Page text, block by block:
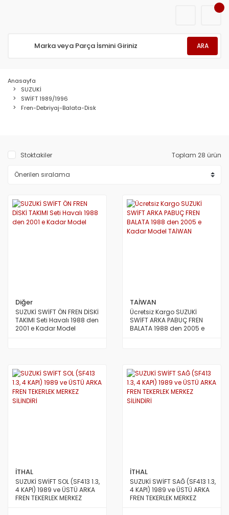
ARA
Anasayfa
SUZUKİ
SWİFT 1989/1996
Fren-Debriyaj-Balata-Disk
Stoktakiler Toplam 28 ürün
Diğer
SUZUKİ SWİFT ÖN FREN DİSKİ
TAKIMI Seti Havalı 1988 den
2001 e Kadar Model
TAİWAN
Ücretsiz Kargo SUZUKİ
SWİFT ARKA PABUÇ FREN
BALATA 1988 den 2005 e
İTHAL
SUZUKİ SWİFT SOL (SF413 1.3,
4 KAPI) 1989 ve ÜSTÜ ARKA
FREN TEKERLEK MERKEZ
İTHAL
SUZUKİ SWİFT SAĞ (SF413 1.3,
4 KAPI) 1989 ve ÜSTÜ ARKA
FREN TEKERLEK MERKEZ